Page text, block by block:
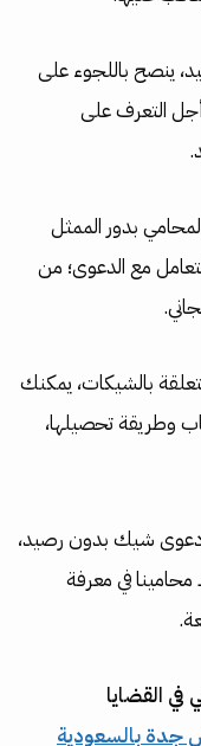
ينصح باللجوء على
أجل التعرف على
بدور الممثل
مع الدعوى؛ من
بالشيكات، يمكنك
وطريقة تحصيلها،
شيك بدون رصيد،
في معرفة
في القضايا
جدة بالسعودية